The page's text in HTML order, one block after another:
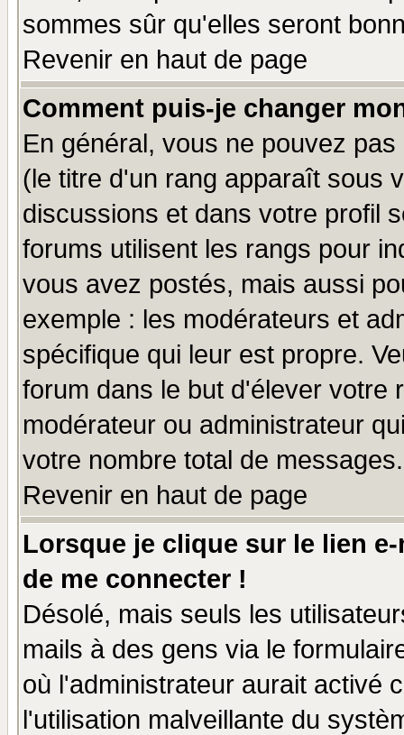
sommes sûr qu'elles seront
Revenir en haut de page
Comment puis-je changer
En général, vous ne pouvez
(le titre d'un rang apparaît sous
discussions et dans votre profil
forums utilisent les rangs pour
vous avez postés, mais aussi
exemple : les modérateurs et
spécifique qui leur est propre.
forum dans le but d'élever votre
modérateur ou administrateur
votre nombre total de messages.
Revenir en haut de page
Lorsque je clique sur le lien
de me connecter !
Désolé, mais seuls les
mails à des gens via le
où l'administrateur aurait activé
l'utilisation malveillante du